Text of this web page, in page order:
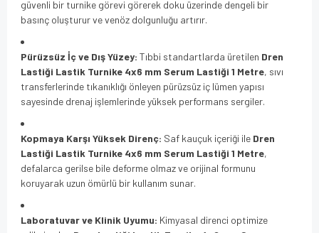
güvenli bir turnike görevi görerek doku üzerinde dengeli bir
basınç oluşturur ve venöz dolgunluğu artırır.
Pürüzsüz İç ve Dış Yüzey: Tıbbi standartlarda üretilen Dren
Lastiği Lastik Turnike 4x6 mm Serum Lastiği 1 Metre, sıvı
transferlerinde tıkanıklığı önleyen pürüzsüz iç lümen yapısı
sayesinde drenaj işlemlerinde yüksek performans sergiler.
Kopmaya Karşı Yüksek Direnç: Saf kauçuk içeriği ile Dren
Lastiği Lastik Turnike 4x6 mm Serum Lastiği 1 Metre,
defalarca gerilse bile deforme olmaz ve orijinal formunu
koruyarak uzun ömürlü bir kullanım sunar.
Laboratuvar ve Klinik Uyumu: Kimyasal direnci optimize